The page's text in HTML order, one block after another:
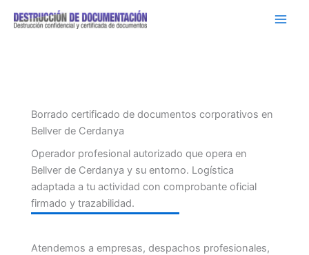
Borrado certificado de documentos corporativos en
Bellver de Cerdanya
Operador profesional autorizado que opera en
Bellver de Cerdanya y su entorno. Logística
adaptada a tu actividad con comprobante oficial
firmado y trazabilidad.
Atendemos a empresas, despachos profesionales,